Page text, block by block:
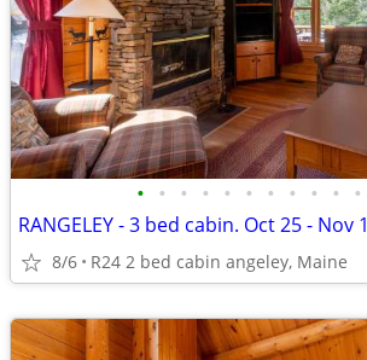
• • • • • • • • • • •
RANGELEY - 3 bed cabin. Oct 25 - Nov
8/6 R24 2 bed cabin angeley, Maine